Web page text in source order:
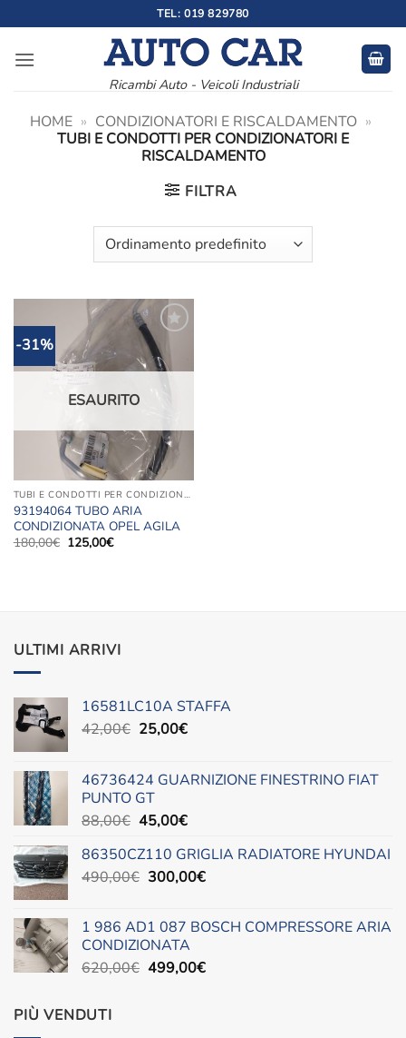
ai
contenuti
TEL: 019 829780
Ricambi Auto - Veicoli Industriali
HOME » CONDIZIONATORI E RISCALDAMENTO »
TUBI E CONDOTTI PER CONDIZIONATORI E
RISCALDAMENTO
FILTRA
-31%
Aggiungi
alla lista
dei
desideri
ESAURITO
TUBI E CONDOTTI PER CONDIZIONATORI E RISCALDAMENTO
93194064 TUBO ARIA
CONDIZIONATA OPEL AGILA
180,00€ Il
prezzo
125,00€Il
ULTIMI ARRIVI
16581LC10A STAFFA
42,00€ Il
era:
42,00€.
25,00€Il
è:
46736424 GUARNIZIONE FINESTRINO FIAT
PUNTO GT
88,00€ Il
originale
era:
45,00€Il
attuale
è:
86350CZ110 GRIGLIA RADIATORE HYUNDAI
490,00€ Il
era:
490,00€.
300,00€Il
è:
1 986 AD1 087 BOSCH COMPRESSORE ARIA
CONDIZIONATA
620,00€ Il
499,00€Il
PIÙ VENDUTI